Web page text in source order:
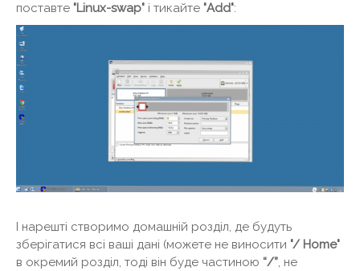
поставте "Linux-swap" і тикайте "Add":
І нарешті створимо домашній розділ, де будуть
зберігатися всі ваші дані (можете не виносити "/ Home"
в окремий розділ, тоді він буде частиною “/” , не